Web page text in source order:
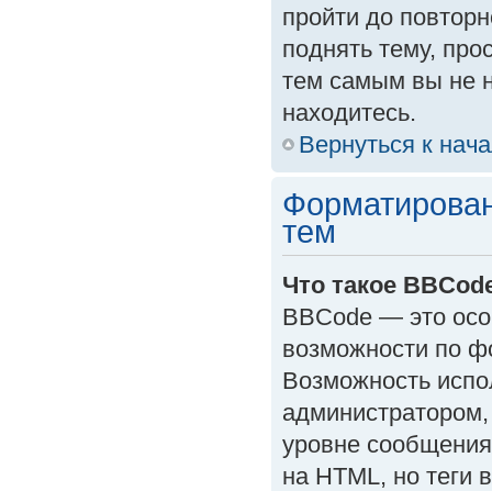
пройти до
поднять тему,
тем самым вы не
находитесь.
Вернуться к
тем
Что такое
BBCode — это
возможности по
Возможность
уровне
на HTML, но теги